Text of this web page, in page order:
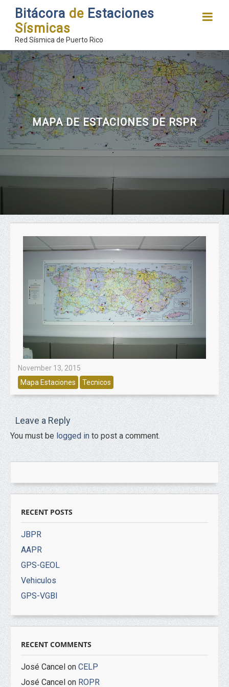
Bitácora de Estaciones
Sísmicas
Red Sísmica de Puerto Rico
MAPA DE ESTACIONES DE RSPR
November 13, 2015
Mapa Estaciones
Tecnicos
Leave a Reply
You must belogged into post a comment.
RECENT POSTS
JBPR
AAPR
GPS-GEOL
Vehiculos
GPS-VGBI
RECENT COMMENTS
José Cancel on CELP
José Cancel on ROPR